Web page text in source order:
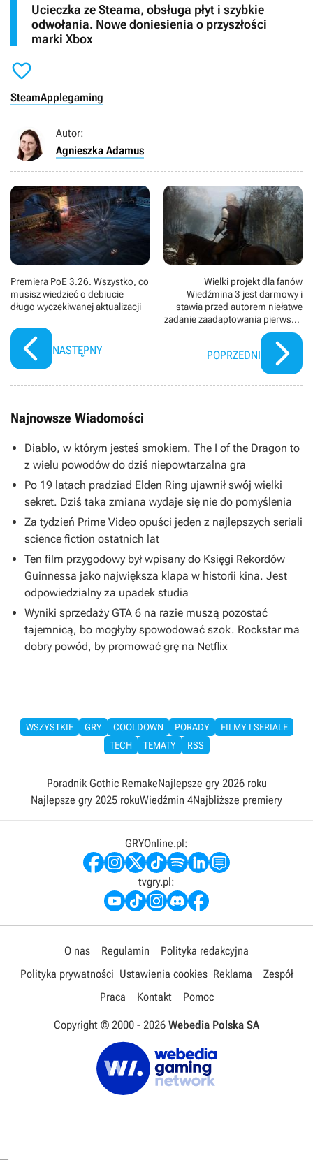
Ucieczka ze Steama, obsługa płyt i szybkie
odwołania. Nowe doniesienia o przyszłości
marki Xbox

SteamApplegaming
Autor:
Agnieszka Adamus
Premiera PoE 3.26. Wszystko, co
musisz wiedzieć o debiucie
długo wyczekiwanej aktualizacji
NASTĘPNY
Wielki projekt dla fanów
Wiedźmina 3 jest darmowy i
stawia przed autorem niełatwe
zadanie zaadaptowania pierwszej
książki z serii Andrzeja
Sapkowskiego
POPRZEDNI
Najnowsze Wiadomości
Diablo, w którym jesteś smokiem. The I of the Dragon to
z wielu powodów do dziś niepowtarzalna gra
Po 19 latach pradziad Elden Ring ujawnił swój wielki
sekret. Dziś taka zmiana wydaje się nie do pomyślenia
Za tydzień Prime Video opuści jeden z najlepszych seriali
science fiction ostatnich lat
Ten film przygodowy był wpisany do Księgi Rekordów
Guinnessa jako największa klapa w historii kina. Jest
odpowiedzialny za upadek studia
Wyniki sprzedaży GTA 6 na razie muszą pozostać
tajemnicą, bo mogłyby spowodować szok. Rockstar ma
dobry powód, by promować grę na Netflix
WSZYSTKIE GRY COOLDOWN PORADY
FILMY I SERIALE
TECH
TEMATY RSS
Poradnik Gothic RemakeNajlepsze gry 2026 roku
Najlepsze gry 2025 rokuWiedźmin 4Najbliższe premiery
GRYOnline.pl:
tvgry.pl:
O nas Regulamin
Polityka redakcyjna
Polityka prywatności Ustawienia cookies Reklama
Zespół
Praca
Kontakt Pomoc
Copyright © 2000 - 2026 Webedia Polska SA